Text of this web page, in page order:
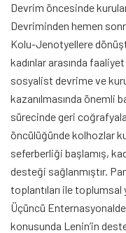
Devrim öncesinde
Devriminden hemen sonra
Kolu-Jenotyellere
kadınlar arasında
sosyalist devrime ve
kazanılmasında önemli
sürecinde geri
öncülüğünde kolhozlar
seferberliği başlamış,
desteği sağlanmıştır.
toplantıları ile
Üçüncü
konusunda Lenin’in